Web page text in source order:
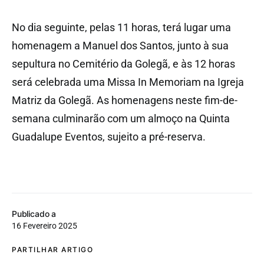
Publicado a
16 Fevereiro 2025
PARTILHAR ARTIGO
No dia seguinte, pelas 11 horas, terá lugar uma
homenagem a Manuel dos Santos, junto à sua
sepultura no Cemitério da Golegã, e às 12 horas
será celebrada uma Missa In Memoriam na Igreja
Matriz da Golegã. As homenagens neste fim-de-
semana culminarão com um almoço na Quinta
Guadalupe Eventos, sujeito a pré-reserva.